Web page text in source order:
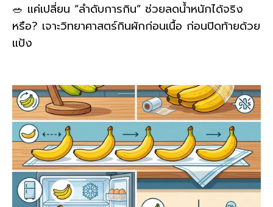
🥗 แค่เปลี่ยน “ลำดับการกิน” ช่วยลดน้ำหนักได้จริง
หรือ? เจาะวิทยาศาสตร์กินผักก่อนเนื้อ ก่อนปิดท้ายด้วย
แป้ง